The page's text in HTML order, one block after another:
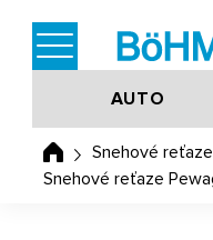
AUTO
Snehové reťaze
Snehové reťaze